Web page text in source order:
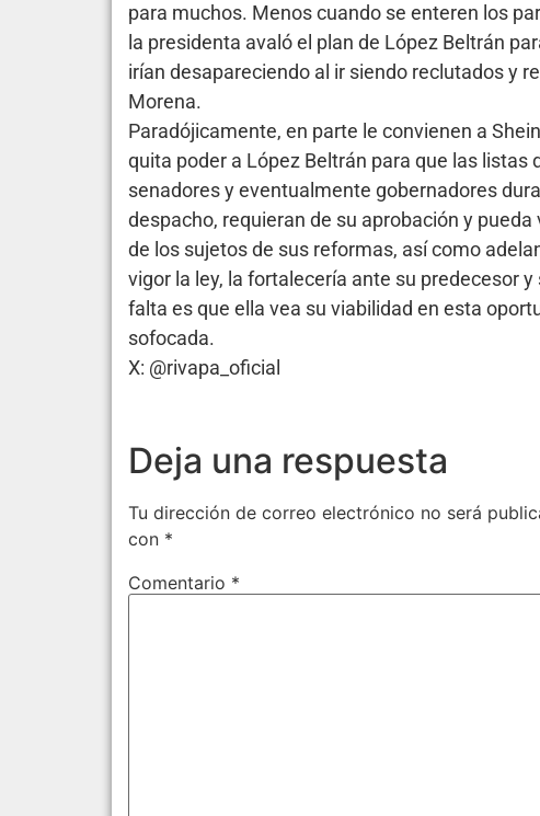
para muchos. Menos cuando se enteren los
la presidenta avaló el plan de López Beltrán
irían desapareciendo al ir siendo reclutados y
Morena.
Paradójicamente, en parte le convienen a
quita poder a López Beltrán para que las listas
senadores y eventualmente gobernadores
despacho, requieran de su aprobación y
de los sujetos de sus reformas, así como
vigor la ley, la fortalecería ante su predecesor
falta es que ella vea su viabilidad en esta
sofocada.
X: @rivapa_oficial
Deja una respuesta
Tu dirección de correo electrónico no será
con *
Comentario *